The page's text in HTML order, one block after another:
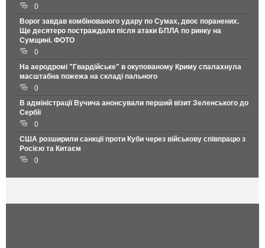
0
Ворог завдав комбінованого удару по Сумах, двоє поранених.
Ще десятеро постраждали після атаки БПЛА по ринку на
Сумщині. ФОТО
0
На аеродромі "Гвардійське" в окупованому Криму спалахнула
масштабна пожежа на складі пального
0
В адміністрації Вучича анонсували перший візит Зеленського до
Сербії
0
США розширили санкції проти Куби через військову співпрацю з
Росією та Китаєм
0